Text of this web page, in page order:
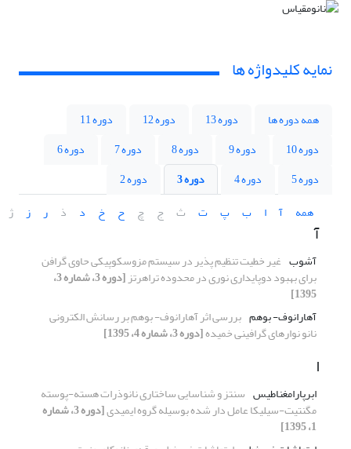
نمایه کلیدواژه ها
همه دوره ها دوره 13 دوره 12
دوره 11
دوره 10
دوره 9 دوره 8 دوره 7
دوره 6
دوره 5
دوره 4 دوره 3
دوره 2
همه
آ ا ب پ ت ث ج چ ح خ د ذ ر ز ژ
آ
آشوب غیر خطیت تنظیم پذیر در سیستم مزوسکوپیکی حاوی گرافن
برای بهبود دوپایداری نوری در محدوده تراهرتز [دوره 3، شماره 3،
1395]
آهارانوف- بوهم بررسی اثر آهارانوف- بوهم بر رسانش الکترونی
نانو نوارهای گرافینی خمیده[دوره 3، شماره 4، 1395]
ا
ابرپارامغناطیس سنتز و شناسایی ساختاری نانوذرات هسته-پوسته
مگنتیت-سیلیکا عامل دار شده بوسیله گروه ایمیدی [دوره 3، شماره
1، 1395]